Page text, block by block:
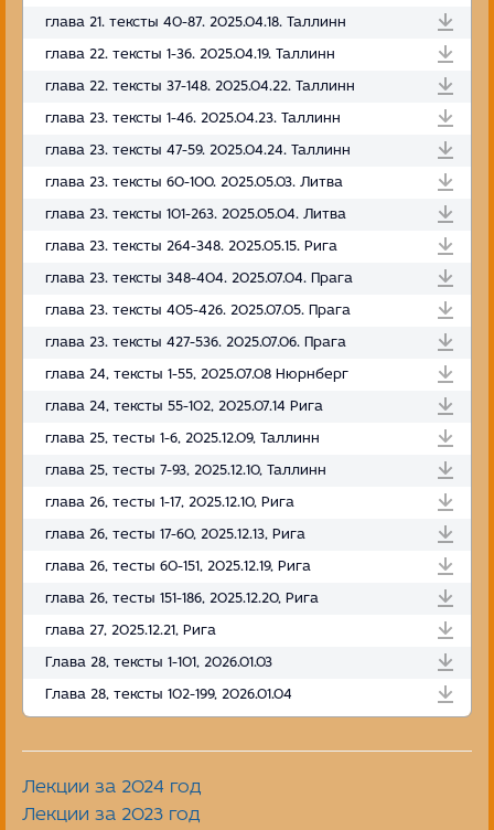
глава 21. тексты 40-87. 2025.04.18. Таллинн
глава 22. тексты 1-36. 2025.04.19. Таллинн
глава 22. тексты 37-148. 2025.04.22. Таллинн
глава 23. тексты 1-46. 2025.04.23. Таллинн
глава 23. тексты 47-59. 2025.04.24. Таллинн
глава 23. тексты 60-100. 2025.05.03. Литва
глава 23. тексты 101-263. 2025.05.04. Литва
глава 23. тексты 264-348. 2025.05.15. Рига
глава 23. тексты 348-404. 2025.07.04. Прага
глава 23. тексты 405-426. 2025.07.05. Прага
глава 23. тексты 427-536. 2025.07.06. Прага
глава 24, тексты 1-55, 2025.07.08 Нюрнберг
глава 24, тексты 55-102, 2025.07.14 Рига
глава 25, тесты 1-6, 2025.12.09, Таллинн
глава 25, тесты 7-93, 2025.12.10, Таллинн
глава 26, тесты 1-17, 2025.12.10, Рига
глава 26, тесты 17-60, 2025.12.13, Рига
глава 26, тесты 60-151, 2025.12.19, Рига
глава 26, тесты 151-186, 2025.12.20, Рига
глава 27, 2025.12.21, Рига
Глава 28, тексты 1-101, 2026.01.03
Глава 28, тексты 102-199, 2026.01.04
Лекции за 2024 год
Лекции за 2023 год